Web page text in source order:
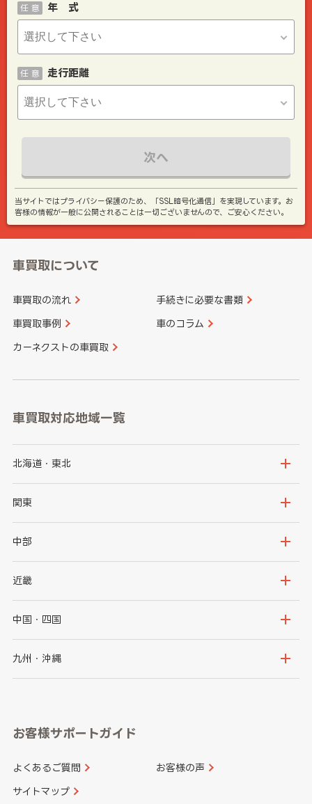
年 式
任 意
走行距離
任 意
次へ
当サイトではプライバシー保護のため、「SSL暗号化通信」を実現しています。お
客様の情報が一般に公開されることは一切ございませんので、ご安心ください。
車買取について
車買取の流れ 手続きに必要な書類
車買取事例 車のコラム
カーネクストの車買取
車買取対応地域一覧
北海道・東北
北海道
岩手県
秋田県
関東
茨城県
群馬県
千葉県
中部
新潟県
石川県
山梨県
愛知県
近畿
大阪府
京都府
和歌山県
中国・四国
鳥取県
山口県
香川県 愛媛県
九州・沖縄
長崎県
大分県 宮崎県
お客様サポートガイド
よくあるご質問 お客様の声
サイトマップ